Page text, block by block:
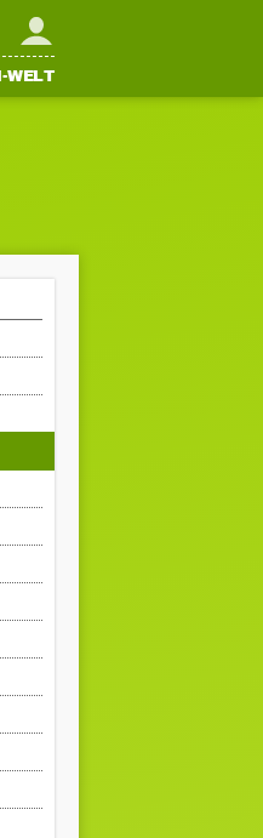
Mein FFH
WELT